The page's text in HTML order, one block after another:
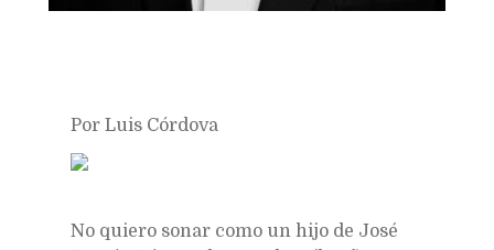
Por Luis Córdova
No quiero sonar como un hijo de José